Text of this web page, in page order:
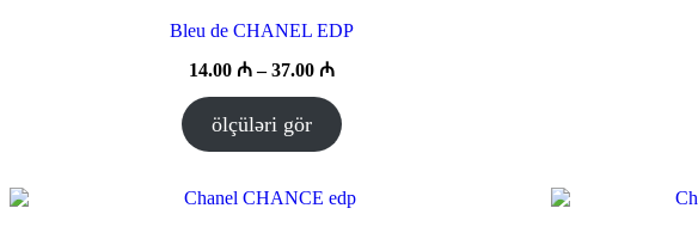
Bleu de CHANEL EDP
14.00 ₼ –37.00 ₼Fiyat
14.00 ₼
–
ölçüləri gör